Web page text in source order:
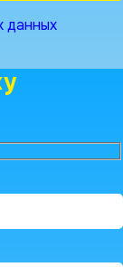
данных